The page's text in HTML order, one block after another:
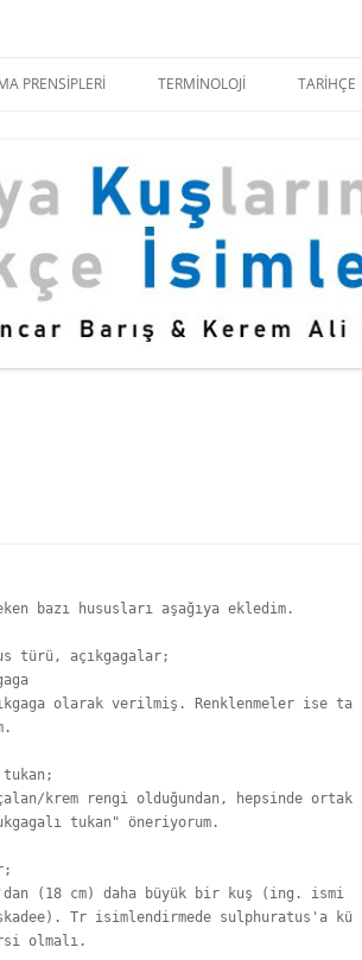
atla
PRENSIPLERI TERMINOLOJI TARIHÇE
bazı hususları aşağıya ekledim.
türü, açıkgagalar;
olarak verilmiş. Renklenmeler ise ta
tukan;
krem rengi olduğundan, hepsinde ortak
tukan" öneriyorum.
(18 cm) daha büyük bir kuş (ing. ismi
Tr isimlendirmede sulphuratus'a kü
olmalı.